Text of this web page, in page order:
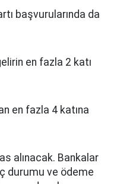
başvurularında da
en fazla 2 katı
en fazla 4 katına
alınacak. Bankalar
durumu ve ödeme